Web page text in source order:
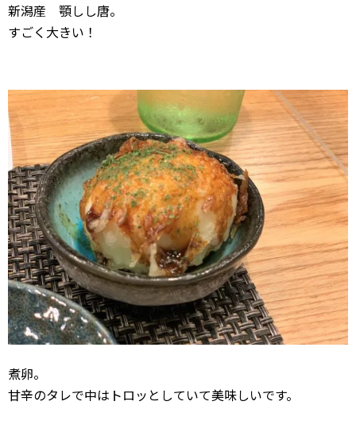
新潟産 顎しし唐。
すごく大きい！
煮卵。
甘辛のタレで中はトロッとしていて美味しいです。